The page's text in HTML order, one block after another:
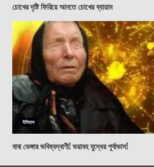
চোখের দৃষ্টি ফিরিয়ে আনতে চোখের ব্যায়াম
ইতিহাস
বাবা ভেঙ্গার ভবিষ্যদ্বাণী! ভয়াবহ যুদ্ধের পূর্বাভাস!